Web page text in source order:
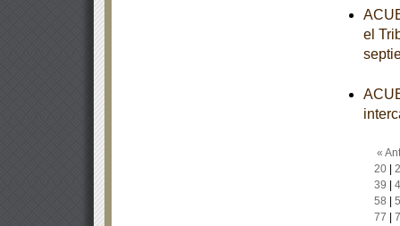
el
«
20|
39
58
77